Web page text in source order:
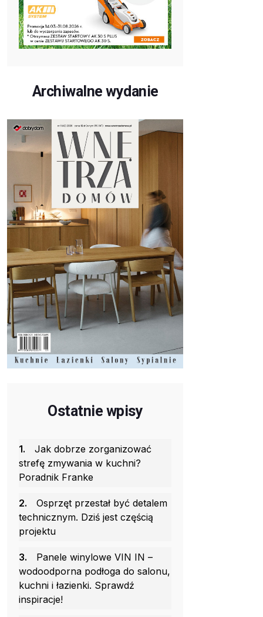
Archiwalne wydanie
Ostatnie wpisy
1.
Jak dobrze zorganizować
strefę zmywania w kuchni?
Poradnik Franke
2.
Osprzęt przestał być detalem
technicznym. Dziś jest częścią
projektu
3.
Panele winylowe VIN IN –
wodoodporna podłoga do salonu,
kuchni i łazienki. Sprawdź
inspiracje!